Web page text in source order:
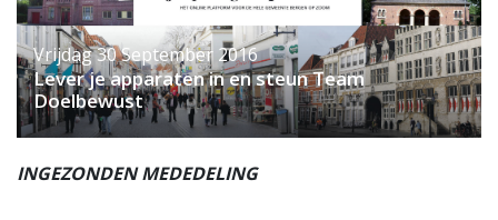
Vrijdag 30 September 2016
Lever je apparaten in en steun Team
Doelbewust
INGEZONDEN MEDEDELING